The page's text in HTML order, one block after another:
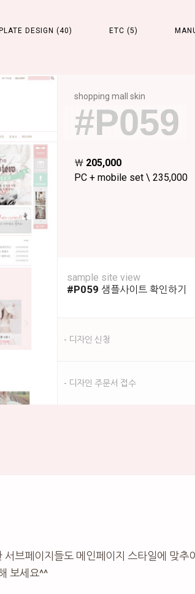
ETC (5)
DESIGN (40)
shopping mall skin
#P059
￦ 205,000
PC + mobile set \ 235,000
sample site view
#P059 샘플사이트 확인하기
- 디자인 신청
- 디자인 주문서 접수
브페이지들도 메인페이지 스타일에 맞추
보세요^^